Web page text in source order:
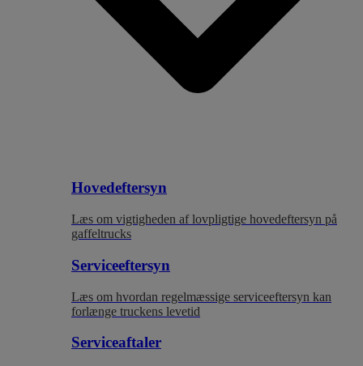
Hovedeftersyn
Læs om vigtigheden af lovpligtige hovedeftersyn på
gaffeltrucks
Serviceeftersyn
Læs om hvordan regelmæssige serviceeftersyn kan
forlænge truckens levetid
Serviceaftaler